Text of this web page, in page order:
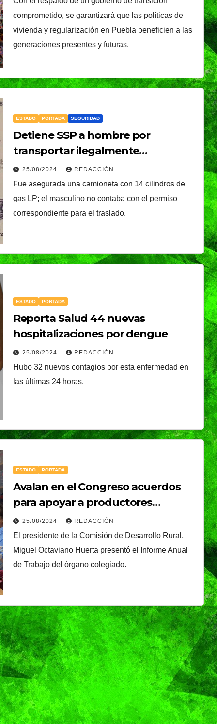
comprometido, se garantizará que las políticas de
vivienda y regularización en Puebla beneficien a las
generaciones presentes y futuras.
ESTADO PORTADA SEGURIDAD
Detiene SSP a hombre por
transportar ilegalmente
combustible
25/08/2024 REDACCIÓN
Fue asegurada una camioneta con 14 cilindros de
gas LP; el masculino no contaba con el permiso
correspondiente para el traslado.
ESTADO PORTADA
Reporta Salud 44 nuevas
hospitalizaciones por dengue
25/08/2024 REDACCIÓN
Hubo 32 nuevos contagios por esta enfermedad en
las últimas 24 horas.
ESTADO PORTADA
Avalan en el Congreso acuerdos
para apoyar a productores
afectados por sequía
25/08/2024 REDACCIÓN
El presidente de la Comisión de Desarrollo Rural,
Miguel Octaviano Huerta presentó el Informe Anual
de Trabajo del órgano colegiado.
en
MUNDO NACIONAL
Sheinbaum celebra
salida de Betssy
Chávez a México y
destaca nuevo
07/08/2026 VERÓNICA ANDRADE
Puebla Capital sigue
viviendo la pasión
del voleibol:
Gobierno de Pepe
Chedraui
29/07/2026 REDACCIÓN